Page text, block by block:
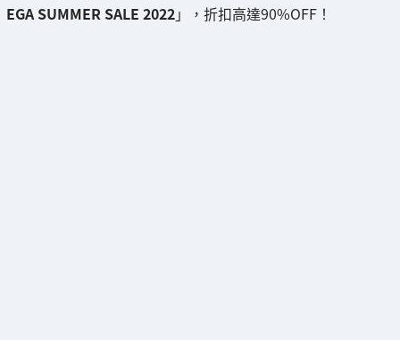
EGA SUMMER SALE 2022」，折扣高達90%OFF！